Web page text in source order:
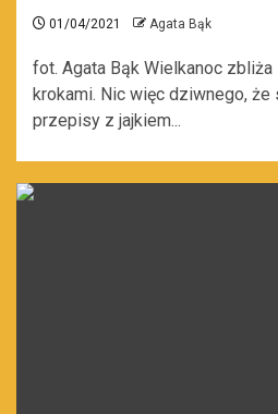
01/04/2021 Agata Bąk
fot. Agata Bąk Wielkanoc
krokami. Nic więc dziwnego,
przepisy z jajkiem...